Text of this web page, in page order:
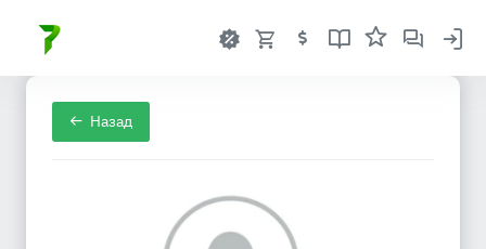
Назад